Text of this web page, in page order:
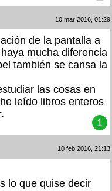
10 mar 2016, 01:29
de la pantalla a
mucha diferencia
también se cansa la
las cosas en
leído libros enteros
1
10 feb 2016, 21:13
lo que quise decir